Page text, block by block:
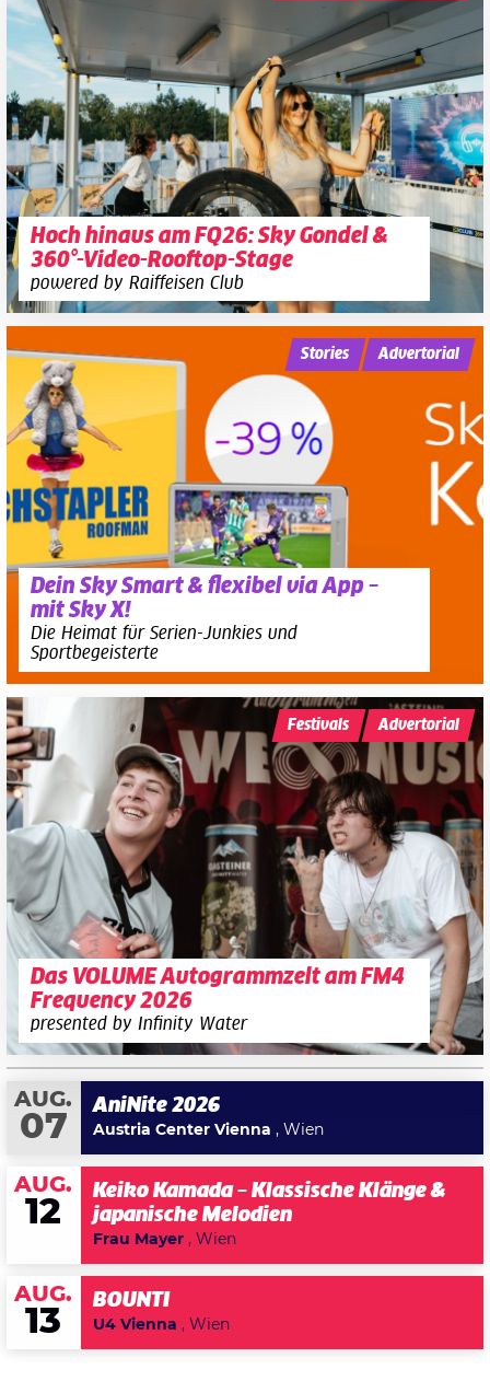
Hoch hinaus am FQ26: Sky Gondel &
360°-Video-Rooftop-Stage
powered by Raiffeisen Club
Dein Sky Smart & flexibel via App –
mit Sky X!
Die Heimat für Serien-Junkies und
Sportbegeisterte
Stories Advertorial
Das VOLUME Autogrammzelt am FM4
Frequency 2026
presented by Infinity Water
Festivals Advertorial
AUG.
07
AniNite 2026
Austria Center Vienna , Wien
AUG.
12
Keiko Kamada – Klassische Klänge &
japanische Melodien
Frau Mayer , Wien
AUG.
13
BOUNTI
U4 Vienna , Wien